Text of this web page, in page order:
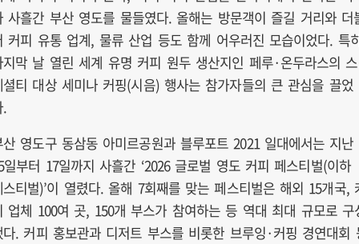
사흘간 부산 영도를 물들였다. 올해는 방문객이 즐길 거리와 더
커피 유통 업계, 물류 산업 등도 함께 어우러진 모습이었다. 특
지막 날 열린 세계 유명 커피 원두 생산지인 페루·온두라스의 스
셜티 대상 세미나 커핑(시음) 행사는 참가자들의 큰 관심을 끌었
.
산 영도구 동삼동 아미르공원과 블루포트 2021 일대에서는 지난
일부터 17일까지 사흘간 ‘2026 글로벌 영도 커피 페스티벌(이하
스티벌)’이 열렸다. 올해 7회째를 맞는 페스티벌은 해외 15개국,
업체 100여 곳, 150개 부스가 참여하는 등 역대 최대 규모로 구
다. 커피 홍보관과 디저트 부스를 비롯한 브루잉·커핑 경연대회